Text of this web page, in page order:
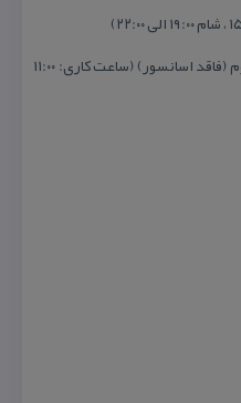
كافی شاپ هتل همام واقع در طبقه دوم (فاقد اسانسور) (ساعت كاری: ۱۱:۰۰